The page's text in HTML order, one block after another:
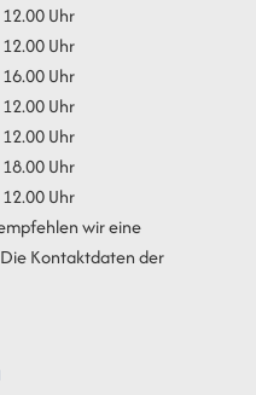
Uhr
Uhr
Uhr
Uhr
Uhr
Uhr
Uhr
wir eine
Kontaktdaten der